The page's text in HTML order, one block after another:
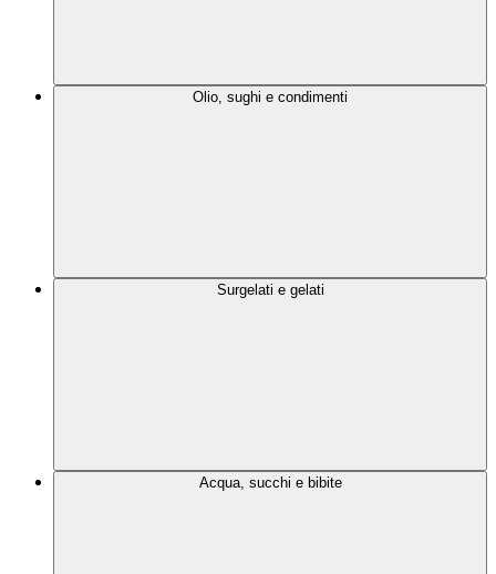
Olio, sughi e condimenti
Surgelati e gelati
Acqua, succhi e bibite